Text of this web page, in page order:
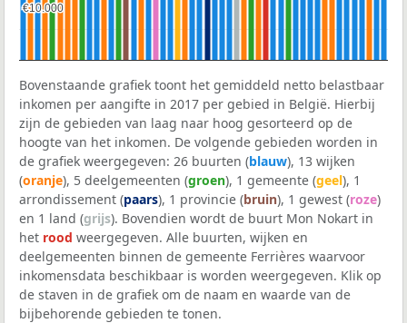
€10.000
€10.000
Bovenstaande grafiek toont het gemiddeld netto belastbaar
inkomen per aangifte in 2017 per gebied in België. Hierbij
zijn de gebieden van laag naar hoog gesorteerd op de
hoogte van het inkomen. De volgende gebieden worden in
de grafiek weergegeven: 26 buurten (blauw), 13 wijken
(oranje), 5 deelgemeenten (groen), 1 gemeente (geel), 1
arrondissement (paars), 1 provincie (bruin), 1 gewest (roze)
en 1 land (grijs). Bovendien wordt de buurt Mon Nokart in
het rood weergegeven. Alle buurten, wijken en
deelgemeenten binnen de gemeente Ferrières waarvoor
inkomensdata beschikbaar is worden weergegeven. Klik op
de staven in de grafiek om de naam en waarde van de
bijbehorende gebieden te tonen.